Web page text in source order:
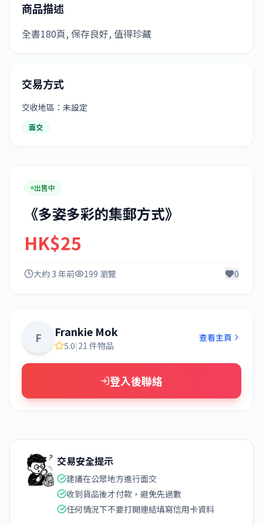
商品描述
全書180頁, 保存良好, 值得珍藏
交易方式
交收地區：未設定
面交
出售中
《多姿多彩的集郵方式》
HK$25
大約 3 年前 199 瀏覽 0
F Frankie Mok
5.0|21 件物品
查看主頁
登入後聯絡
交易安全提示
建議在公眾地方進行面交
收到貨品後才付款，避免先過數
任何情況下不要打開連結填寫信用卡資料